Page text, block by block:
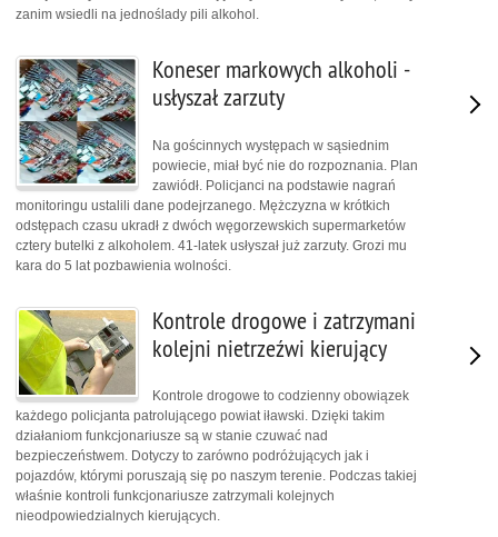
zanim wsiedli na jednoślady pili alkohol.
Koneser markowych alkoholi -
usłyszał zarzuty
Na gościnnych występach w sąsiednim
powiecie, miał być nie do rozpoznania. Plan
zawiódł. Policjanci na podstawie nagrań
monitoringu ustalili dane podejrzanego. Mężczyzna w krótkich
odstępach czasu ukradł z dwóch węgorzewskich supermarketów
cztery butelki z alkoholem. 41-latek usłyszał już zarzuty. Grozi mu
kara do 5 lat pozbawienia wolności.
Kontrole drogowe i zatrzymani
kolejni nietrzeźwi kierujący
Kontrole drogowe to codzienny obowiązek
każdego policjanta patrolującego powiat iławski. Dzięki takim
działaniom funkcjonariusze są w stanie czuwać nad
bezpieczeństwem. Dotyczy to zarówno podróżujących jak i
pojazdów, którymi poruszają się po naszym terenie. Podczas takiej
właśnie kontroli funkcjonariusze zatrzymali kolejnych
nieodpowiedzialnych kierujących.